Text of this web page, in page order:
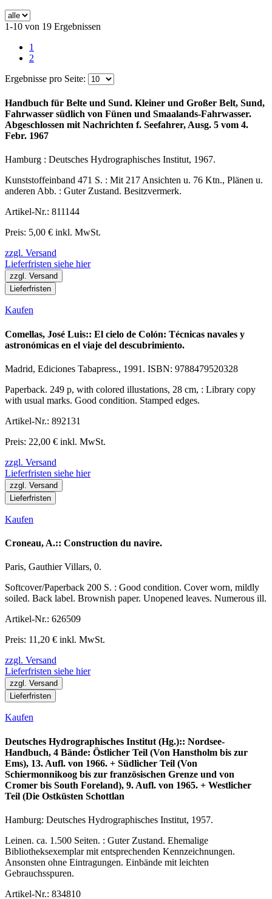
1-10 von 19 Ergebnissen
1
2
Ergebnisse pro Seite:
Handbuch für Belte und Sund. Kleiner und Großer Belt, Sund,
Fahrwasser südlich von Fünen und Smaalands-Fahrwasser.
Abgeschlossen mit Nachrichten f. Seefahrer, Ausg. 5 vom 4.
Febr. 1967
Hamburg : Deutsches Hydrographisches Institut, 1967.
Kunststoffeinband 471 S. : Mit 217 Ansichten u. 76 Ktn., Plänen u.
anderen Abb. : Guter Zustand. Besitzvermerk.
Artikel-Nr.: 811144
Preis: 5,00 € inkl. MwSt.
zzgl. Versand
Lieferfristen siehe hier
zzgl. Versand
Lieferfristen
Kaufen
Comellas, José Luis:: El cielo de Colón: Técnicas navales y
astronómicas en el viaje del descubrimiento.
Madrid, Ediciones Tabapress., 1991. ISBN: 9788479520328
Paperback. 249 p, with colored illustations, 28 cm, : Library copy
with usual marks. Good condition. Stamped edges.
Artikel-Nr.: 892131
Preis: 22,00 € inkl. MwSt.
zzgl. Versand
Lieferfristen siehe hier
zzgl. Versand
Lieferfristen
Kaufen
Croneau, A.:: Construction du navire.
Paris, Gauthier Villars, 0.
Softcover/Paperback 200 S. : Good condition. Cover worn, mildly
soiled. Back label. Brownish paper. Unopened leaves. Numerous ill.
Artikel-Nr.: 626509
Preis: 11,20 € inkl. MwSt.
zzgl. Versand
Lieferfristen siehe hier
zzgl. Versand
Lieferfristen
Kaufen
Deutsches Hydrographisches Institut (Hg.):: Nordsee-
Handbuch, 4 Bände: Östlicher Teil (Von Hanstholm bis zur
Ems), 13. Aufl. von 1966. + Südlicher Teil (Von
Schiermonnikoog bis zur französischen Grenze und von
Cromer bis South Foreland), 9. Aufl. von 1965. + Westlicher
Teil (Die Ostküsten Schottlan
Hamburg: Deutsches Hydrographisches Institut, 1957.
Leinen. ca. 1.500 Seiten. : Guter Zustand. Ehemalige
Bibliotheksexemplar mit entsprechenden Kennzeichnungen.
Ansonsten ohne Eintragungen. Einbände mit leichten
Gebrauchsspuren.
Artikel-Nr.: 834810